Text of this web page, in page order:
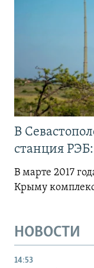
В
станция
В марте 2017
Крыму
НОВОСТИ
14:53